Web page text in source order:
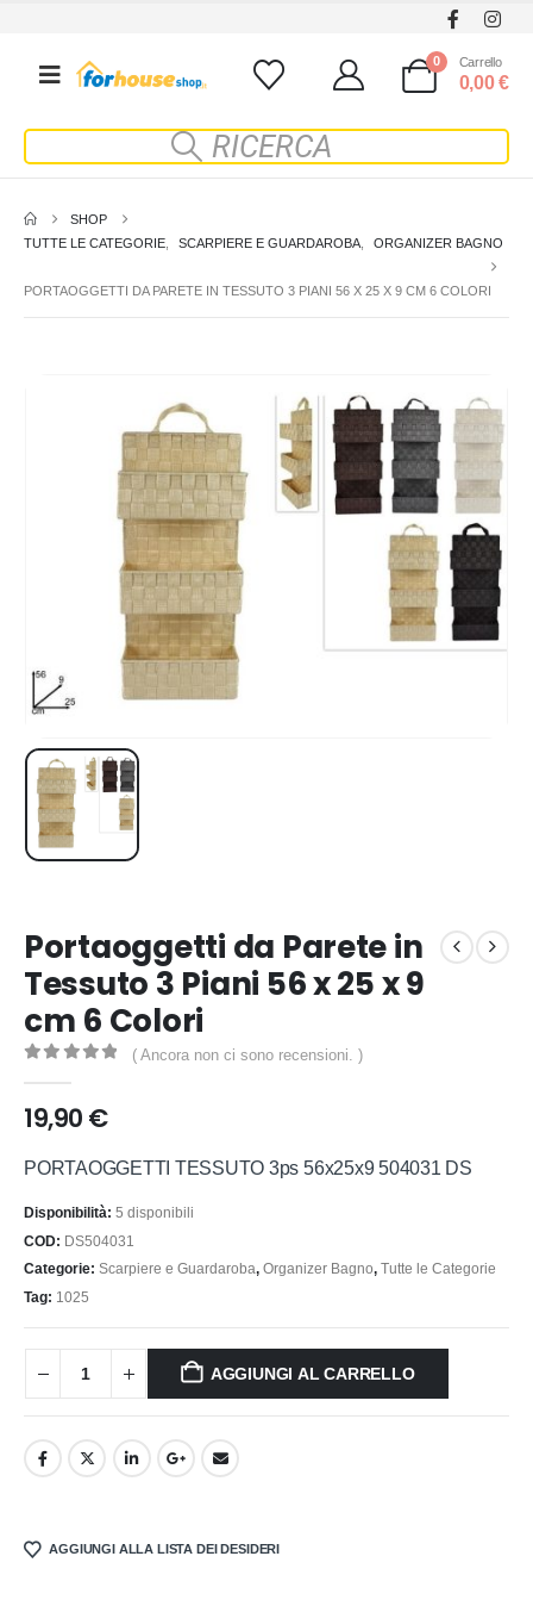
0 Carrello
0,00€
SHOP
TUTTE LE CATEGORIE
SCARPIERE E GUARDAROBA ORGANIZER BAGNO
PORTAOGGETTI DA PARETE IN TESSUTO 3 PIANI 56 X 25 X 9 CM 6 COLORI
Portaoggetti da Parete in
Tessuto 3 Piani 56 x 25 x 9
cm 6 Colori
( Ancora non ci sono recensioni. )
19,90 €
PORTAOGGETTI TESSUTO 3ps 56x25x9 504031 DS
Disponibilità: 5 disponibili
COD: DS504031
Categorie: Scarpiere e Guardaroba, Organizer Bagno, Tutte le Categorie
Tag: 1025
AGGIUNGI AL CARRELLO
AGGIUNGI ALLA LISTA DEI DESIDERI